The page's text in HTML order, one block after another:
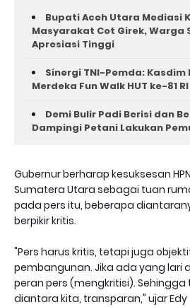
Bupati Aceh Utara Mediasi
Masyarakat Cot Girek, Warga
Apresiasi Tinggi
Sinergi TNI-Pemda:
Merdeka Fun Walk HUT ke-81 RI
Demi Bulir Padi Berisi dan
Dampingi Petani Lakukan
Gubernur berharap kesuksesan
Sumatera Utara sebagai tuan
pada pers itu, beberapa
berpikir kritis.
"Pers harus kritis, tetapi juga
pembangunan. Jika ada yang lari
peran pers (mengkritisi).
diantara kita, transparan," ujar Edy